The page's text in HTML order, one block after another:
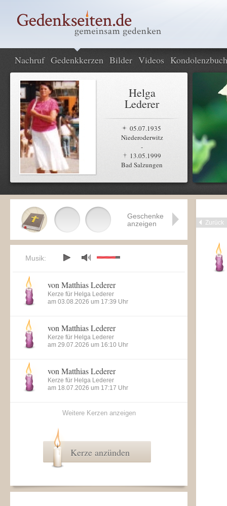
Nachruf Gedenkkerzen Bilder Videos Kondolenzbuch
Helga
Lederer
05.07.1935
Niederoderwitz
-
13.05.1999
Bad Salzungen
Zurück
Geschenke
anzeigen
Musik:
von Matthias Lederer
Kerze für Helga Lederer
am 03.08.2026 um 17:39 Uhr
von Matthias Lederer
Kerze für Helga Lederer
am 29.07.2026 um 16:10 Uhr
von Matthias Lederer
Kerze für Helga Lederer
am 18.07.2026 um 17:17 Uhr
Weitere Kerzen anzeigen
Kerze anzünden